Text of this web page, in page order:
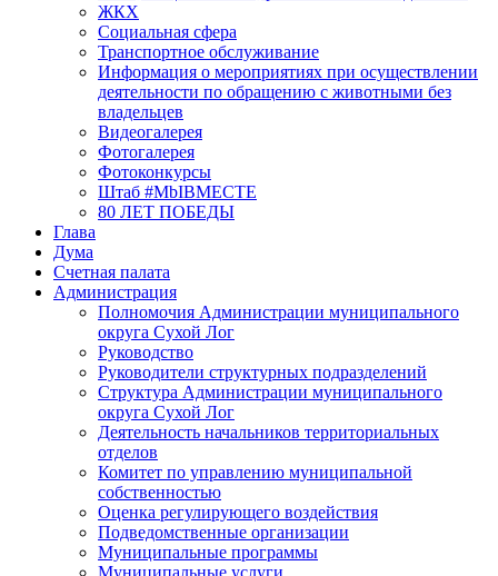
ЖКХ
Социальная сфера
Транспортное обслуживание
Информация о мероприятиях при осуществлении
деятельности по обращению с животными без
владельцев
Видеогалерея
Фотогалерея
Фотоконкурсы
Штаб #MbIBMECTE
80 ЛЕТ ПОБЕДЫ
Глава
Дума
Счетная палата
Администрация
Полномочия Администрации муниципального
округа Сухой Лог
Руководство
Руководители структурных подразделений
Структура Администрации муниципального
округа Сухой Лог
Деятельность начальников территориальных
отделов
Комитет по управлению муниципальной
собственностью
Оценка регулирующего воздействия
Подведомственные организации
Муниципальные программы
Муниципальные услуги